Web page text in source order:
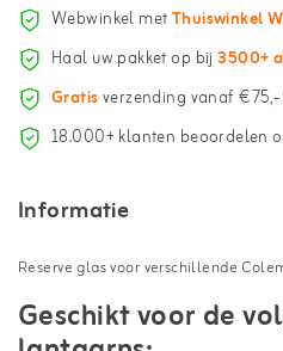
Webwinkel metThuiswinkel
Haal uw pakket op bij3500+
Gratisverzending vanaf €75,-
18.000+ klanten beoordelen
Informatie
Reserve glas voor verschillende
Geschikt voor de